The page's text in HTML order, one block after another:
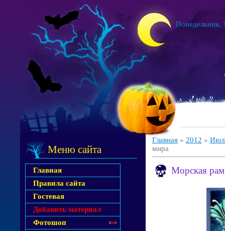
Понедельник,
Меню сайта
Главная
Правила сайта
Гостевая
Добавить материал
Фотошоп
Главная » 2012 »
мира
Морская